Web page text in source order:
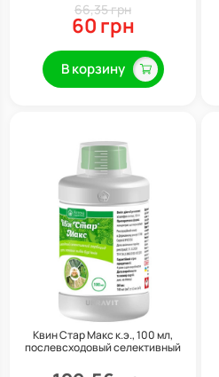
Agro
60 грн
66,35 грн
В корзину
Квин Стар Макс к.э., 100 мл,
послевсходовый селективный
Укравит